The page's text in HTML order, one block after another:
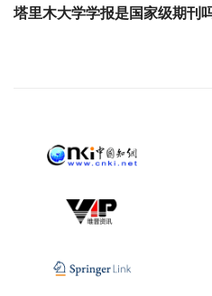
塔里木大学学报是国家级期刊